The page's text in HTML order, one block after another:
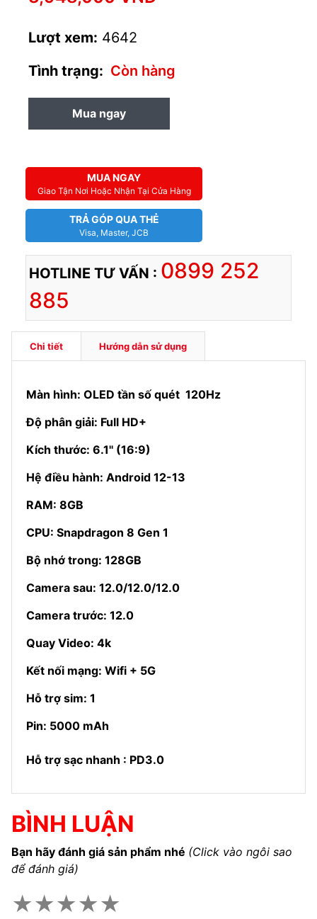
Lượt xem: 4642
Tình trạng: Còn hàng
Mua ngay
MUA NGAY
Giao Tận Nơi Hoặc Nhận Tại Cửa Hàng
TRẢ GÓP QUA THẺ
Visa, Master, JCB
HOTLINE TƯ VẤN : 0899 252
885
Chi tiết Hướng dẫn sử dụng
Màn hình: OLED tần số quét 120Hz
Độ phân giải: Full HD+
Kích thước: 6.1'' (16:9)
Hệ điều hành: Android 12-13
RAM: 8GB
CPU: Snapdragon 8 Gen 1
Bộ nhớ trong: 128GB
Camera sau: 12.0/12.0/12.0
Camera trước: 12.0
Quay Video: 4k
Kết nối mạng: Wifi + 5G
Hỗ trợ sim: 1
Pin: 5000 mAh
Hỗ trợ sạc nhanh : PD3.0
BÌNH LUẬN
Bạn hãy đánh giá sản phẩm nhé (Click vào ngôi sao
để đánh giá)
★★★★★